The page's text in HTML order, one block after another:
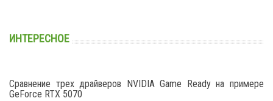
ИНТЕРЕСНОЕ
Сравнение трех драйверов NVIDIA Game Ready на примере
GeForce RTX 5070